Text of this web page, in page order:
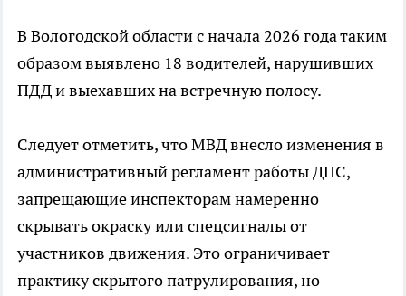
В Вологодской области с начала 2026 года таким
образом выявлено 18 водителей, нарушивших
ПДД и выехавших на встречную полосу.
Следует отметить, что МВД внесло изменения в
административный регламент работы ДПС,
запрещающие инспекторам намеренно
скрывать окраску или спецсигналы от
участников движения. Это ограничивает
практику скрытого патрулирования, но